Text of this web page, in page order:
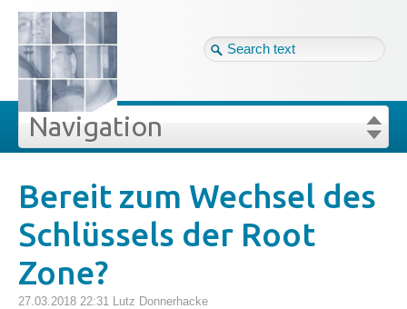
Tag cloud
Site map
Login
Forgot your password?
Navigation
Projekte
Veröffentlichungen
Blog
Blog Bereit zum Wechsel des Schlüssels der Root
Bereit zum Wechsel des
Schlüssels der Root
Zone?
27.03.2018 22:31 Lutz Donnerhacke